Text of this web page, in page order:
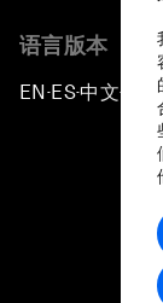
语言版本
EN ▪ ES▪中文▪ 日